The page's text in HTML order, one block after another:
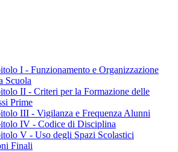
I - Funzionamento e Organizzazione
Scuola
II - Criteri per la Formazione delle
Prime
III - Vigilanza e Frequenza Alunni
IV - Codice di Disciplina
V - Uso degli Spazi Scolastici
Finali